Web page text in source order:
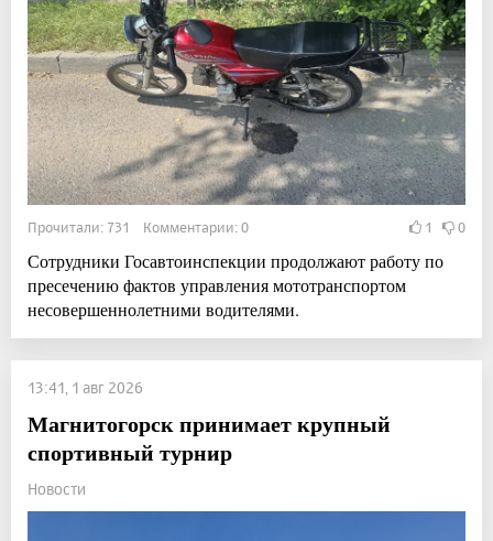
Прочитали: 731 Комментарии: 0 1 0
Сотрудники Госавтоинспекции продолжают работу по
пресечению фактов управления мототранспортом
несовершеннолетними водителями.
13:41, 1 авг 2026
Магнитогорск принимает крупный
спортивный турнир
Новости